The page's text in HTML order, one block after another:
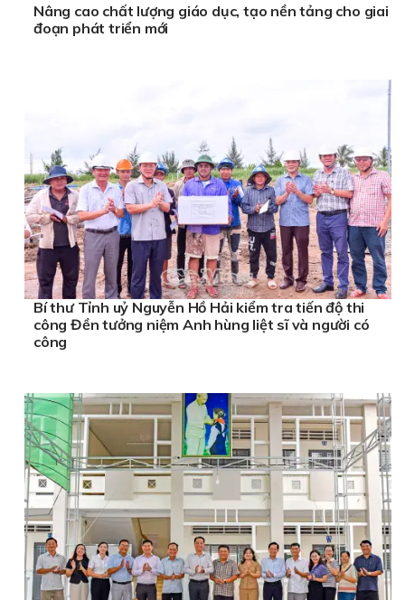
Nâng cao chất lượng giáo dục, tạo nền tảng cho giai
đoạn phát triển mới
Bí thư Tỉnh uỷ Nguyễn Hồ Hải kiểm tra tiến độ thi
công Đền tưởng niệm Anh hùng liệt sĩ và người có
công